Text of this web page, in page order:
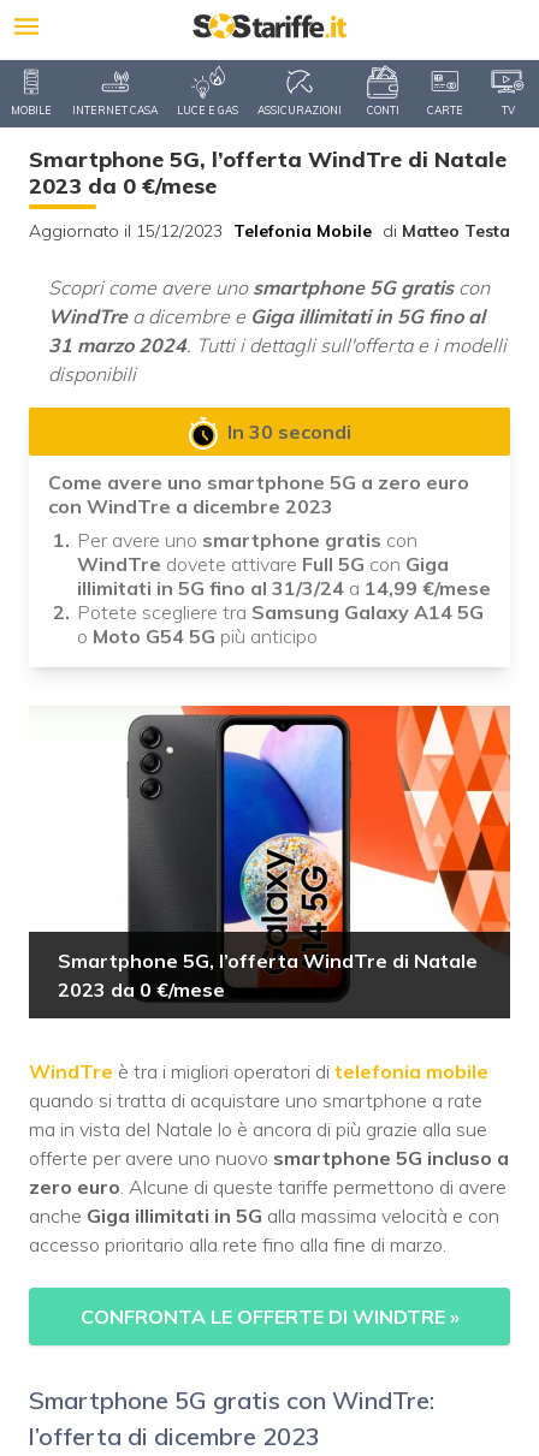
MOBILE INTERNET CASA LUCE E GAS ASSICURAZIONI CONTI CARTE TV
Smartphone 5G, l’offerta WindTre di Natale
2023 da 0 €/mese
Aggiornato il 15/12/2023 Telefonia Mobile di Matteo Testa
Scopri come avere uno smartphone 5G gratiscon
WindTrea dicembre e Giga illimitati in 5G fino al
31 marzo 2024. Tutti i dettagli sull'offerta e i modelli
disponibili
In 30 secondi
Come avere uno smartphone 5G a zero euro
con WindTre a dicembre 2023
Per avere uno smartphone gratis con
WindTre dovete attivare Full 5G con Giga
illimitati in 5G fino al 31/3/24 a 14,99 €/mese
Potete scegliere tra Samsung Galaxy A14 5G
o Moto G54 5G più anticipo
Smartphone 5G, l’offerta WindTre di Natale
2023 da 0 €/mese
WindTre è tra i migliori operatori di telefonia mobile
quando si tratta di acquistare uno smartphone a rate
ma in vista del Natale lo è ancora di più grazie alla sue
offerte per avere uno nuovo smartphone 5G incluso a
zero euro. Alcune di queste tariffe permettono di avere
anche Giga illimitati in 5G alla massima velocità e con
accesso prioritario alla rete fino alla fine di marzo.
CONFRONTA LE OFFERTE DI WINDTRE »
Smartphone 5G gratis con WindTre:
l’offerta di dicembre 2023